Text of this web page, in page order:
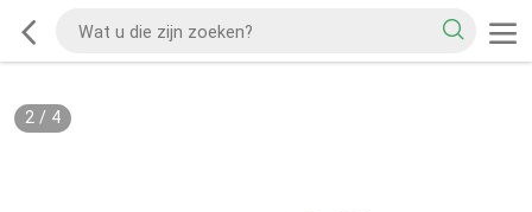
2/ 4